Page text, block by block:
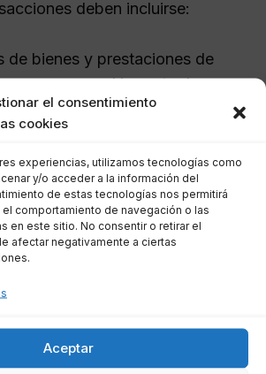
el consentimiento
cookies
experiencias, utilizamos tecnologías como
y/o acceder a la información del
de estas tecnologías nos permitirá
comportamiento de navegación o las
en este sitio. No consentir o retirar el
afectar negativamente a ciertas
Aceptar
deben incluirse:
de bienes y prestaciones de
que superen el importe de
euros.
de bienes y servicios que
este umbral.
que incluyan IVA se
para el cálculo de este límite.
excepciones a tener en
este modelo.